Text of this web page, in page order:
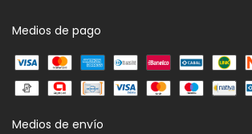
Medios de pago
Medios de envío